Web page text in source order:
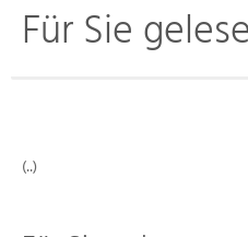
Für Sie
(..)